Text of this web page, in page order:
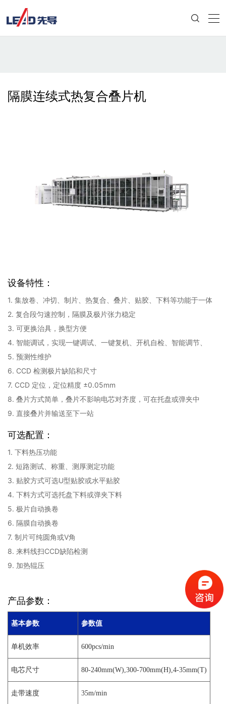
隔膜连续式热复合叠片机
设备特性：
1. 集放卷、冲切、制片、热复合、叠片、贴胶、下料等功能于一体
2. 复合段匀速控制，隔膜及极片张力稳定
3. 可更换治具，换型方便
4. 智能调试，实现一键调试、一键复机、开机自检、智能调节、
5. 预测性维护
6. CCD 检测极片缺陷和尺寸
7. CCD 定位，定位精度 ±0.05mm
8. 叠片方式简单，叠片不影响电芯对齐度，可在托盘或弹夹中
9. 直接叠片并输送至下一站
可选配置：
1. 下料热压功能
2. 短路测试、称重、测厚测定功能
3. 贴胶方式可选U型贴胶或水平贴胶
4. 下料方式可选托盘下料或弹夹下料
5. 极片自动换卷
6. 隔膜自动换卷
7. 制片可纯圆角或V角
8. 来料线扫CCD缺陷检测
9. 加热辊压
产品参数：
基本参数 参数值
单机效率 600pcs/min
电芯尺寸 80-240mm(W),300-700mm(H),4-35mm(T)
走带速度 35m/min